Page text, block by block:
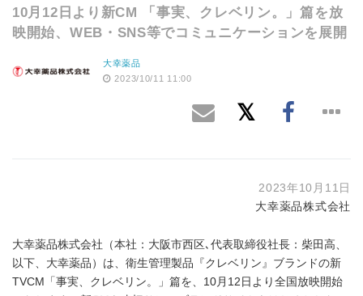
10月12日より新CM 「事実、クレベリン。」篇を放
映開始、WEB・SNS等でコミュニケーションを展開
大幸薬品
2023/10/11 11:00
2023年10月11日
大幸薬品株式会社
大幸薬品株式会社（本社：大阪市西区､代表取締役社長：柴田高、
以下、大幸薬品）は、衛生管理製品『クレベリン』ブランドの新
TVCM「事実、クレベリン。」篇を、10月12日より全国放映開始